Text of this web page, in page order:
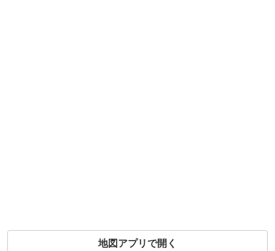
地図アプリで開く